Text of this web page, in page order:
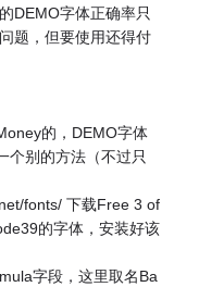
DEMO字体正确率只
题，但要使用还得付
的，DEMO字体
个别的方法（不过只
fonts/ 下载Free 3 of
的字体，安装好该
字段，这里取名Ba